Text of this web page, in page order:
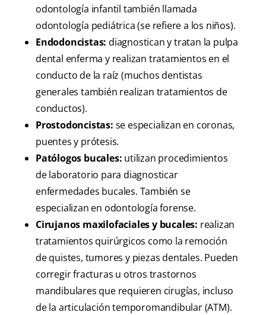
odontología infantil también llamada
odontología pediátrica (se refiere a los niños).
Endodoncistas: diagnostican y tratan la pulpa
dental enferma y realizan tratamientos en el
conducto de la raíz (muchos dentistas
generales también realizan tratamientos de
conductos).
Prostodoncistas: se especializan en coronas,
puentes y prótesis.
Patólogos bucales: utilizan procedimientos
de laboratorio para diagnosticar
enfermedades bucales. También se
especializan en odontología forense.
Cirujanos maxilofaciales y bucales: realizan
tratamientos quirúrgicos como la remoción
de quistes, tumores y piezas dentales. Pueden
corregir fracturas u otros trastornos
mandibulares que requieren cirugías, incluso
de la articulación temporomandibular (ATM).